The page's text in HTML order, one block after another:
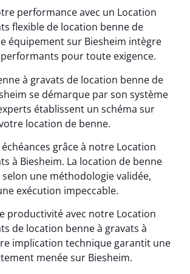
performance avec un Location
flexible de location benne de
équipement sur Biesheim intègre
pour toute exigence.
à gravats de location benne de
se démarque par son système
établissent un schéma sur
location de benne.
grâce à notre Location
à Biesheim. La location de benne
une méthodologie validée,
exécution impeccable.
productivité avec notre Location
de location benne à gravats à
implication technique garantit une
menée sur Biesheim.